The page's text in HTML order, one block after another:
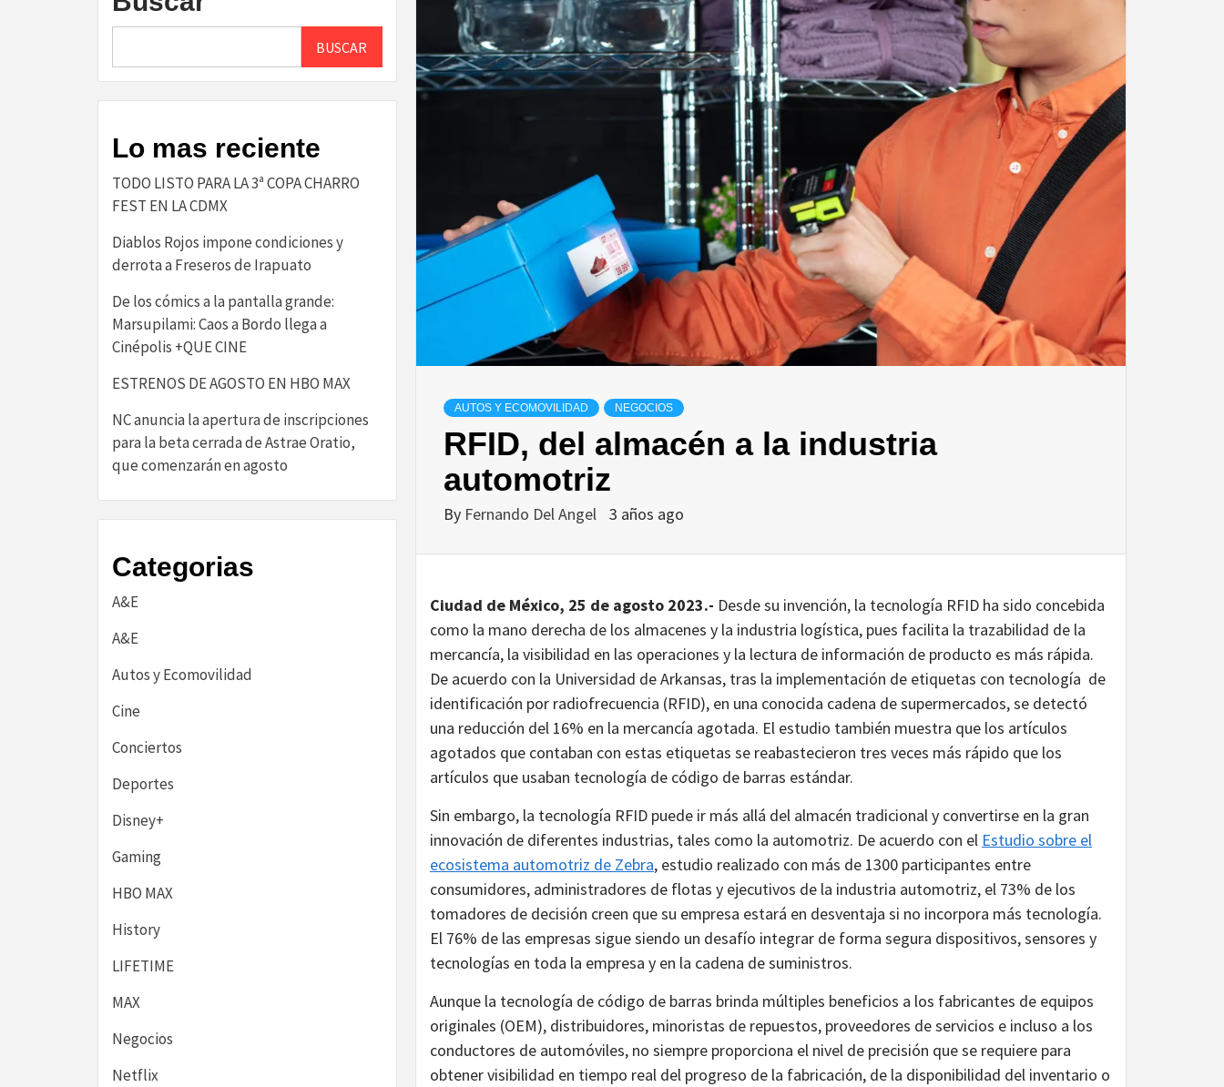
AUTOS Y ECOMOVILIDAD NEGOCIOS
RFID, del almacén a la industria
automotriz
By Fernando Del Angel 3 años ago
Ciudad de México, 25 de agosto 2023.- Desde su invención, la tecnología RFID ha sido concebida
como la mano derecha de los almacenes y la industria logística, pues facilita la trazabilidad de la
mercancía, la visibilidad en las operaciones y la lectura de información de producto es más rápida.
De acuerdo con la Universidad de Arkansas, tras la implementación de etiquetas con tecnología de
identificación por radiofrecuencia (RFID), en una conocida cadena de supermercados, se detectó
una reducción del 16% en la mercancía agotada. El estudio también muestra que los artículos
agotados que contaban con estas etiquetas se reabastecieron tres veces más rápido que los
artículos que usaban tecnología de código de barras estándar.
Sin embargo, la tecnología RFID puede ir más allá del almacén tradicional y convertirse en la gran
innovación de diferentes industrias, tales como la automotriz. De acuerdo con el Estudio sobre el
ecosistema automotriz de Zebra, estudio realizado con más de 1300 participantes entre
consumidores, administradores de flotas y ejecutivos de la industria automotriz, el 73% de los
tomadores de decisión creen que su empresa estará en desventaja si no incorpora más tecnología.
El 76% de las empresas sigue siendo un desafío integrar de forma segura dispositivos, sensores y
tecnologías en toda la empresa y en la cadena de suministros.
Aunque la tecnología de código de barras brinda múltiples beneficios a los fabricantes de equipos
originales (OEM), distribuidores, minoristas de repuestos, proveedores de servicios e incluso a los
conductores de automóviles, no siempre proporciona el nivel de precisión que se requiere para
obtener visibilidad en tiempo real del progreso de la fabricación, de la disponibilidad del inventario o
BUSCAR
Lo mas reciente
TODO LISTO PARA LA 3ª COPA CHARRO
FEST EN LA CDMX
Diablos Rojos impone condiciones y
derrota a Freseros de Irapuato
De los cómics a la pantalla grande:
Marsupilami: Caos a Bordo llega a
Cinépolis +QUE CINE
ESTRENOS DE AGOSTO EN HBO MAX
NC anuncia la apertura de inscripciones
para la beta cerrada de Astrae Oratio,
que comenzarán en agosto
Categorias
A&E
A&E
Autos y Ecomovilidad
Cine
Conciertos
Deportes
Disney+
Gaming
HBO MAX
History
LIFETIME
MAX
Negocios
Netflix